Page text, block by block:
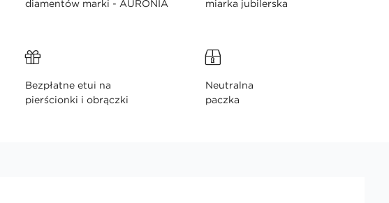
diamentów marki - AURONIA
miarka jubilerska
Bezpłatne etui na
pierścionki i obrączki
Neutralna
paczka